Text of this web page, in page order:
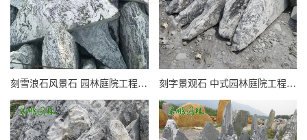
刻雪浪石风景石 园林庭院工程用花纹假山石 古村改造招牌刻字泰山石 刻字景观石 中式园林庭院工程用雪浪石批发 英鹏货源直供生产定制